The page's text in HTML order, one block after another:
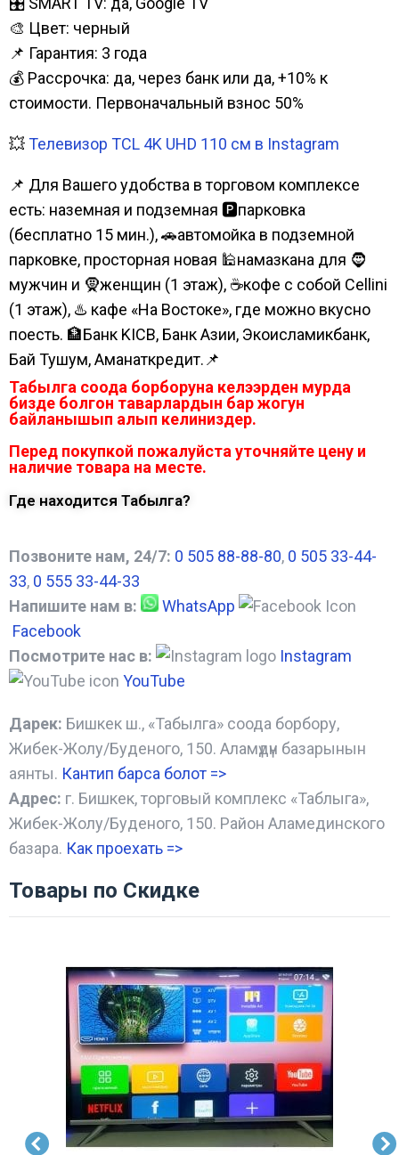
🎨 Цвет: черный
📌 Гарантия: 3 года
💰 Рассрочка: да, через банк или да, +10% к
стоимости. Первоначальный взнос 50%
💥Телевизор TCL 4K UHD 110 см в Instagram
📌 Для Вашего удобства в торговом комплексе
есть: наземная и подземная 🅿парковка
(бесплатно 15 мин.), 🚗автомойка в подземной
парковке, просторная новая 🕌намазкана для 🧔
мужчин и 🧕женщин (1 этаж), ☕кофе с собой Cellini
(1 этаж), ♨️ кафе «На Востоке», где можно вкусно
поесть. 🏦Банк KICB, Банк Азии, Экоисламикбанк,
Бай Тушум, Аманаткредит.📌
Табылга соода борборуна келээрден мурда
бизде болгон таварлардын бар жогун
байланышып алып келиниздер.
Перед покупкой пожалуйста уточняйте цену и
наличие товара на месте.
Где находится Табылга?
Позвоните нам, 24/7: 0 505 88-88-80, 0 505 33-44-
33, 0 555 33-44-33
Напишите нам в:
WhatsApp
Facebook
Посмотрите нас в:
Instagram
YouTube
Дарек: Бишкек ш., «Табылга» соода борбору,
Жибек-Жолу/Буденого, 150. Аламүдүн базарынын
аянты. Кантип барса болот =>
Адрес: г. Бишкек, торговый комплекс «Таблыга»,
Жибек-Жолу/Буденого, 150. Район Аламединского
базара. Как проехать =>
Товары по Скидке